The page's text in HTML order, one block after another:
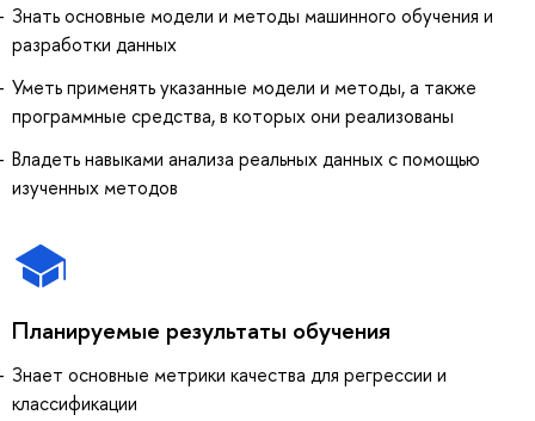
Знать основные модели и методы машинного обучения и
разработки данных
Уметь применять указанные модели и методы, а также
программные средства, в которых они реализованы
Владеть навыками анализа реальных данных с помощью
изученных методов
Планируемые результаты обучения
Знает основные метрики качества для регрессии и
классификации